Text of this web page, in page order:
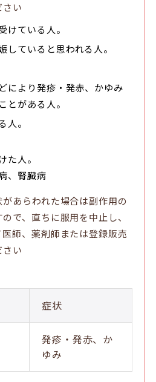
い
けている人。
していると思われる人。
により発疹・発赤、かゆみ
とがある人。
人。
た人。
、腎臓病
あらわれた場合は副作用の
で、直ちに服用を中止し、
師、薬剤師または登録販売
い
症状
発疹・発赤、か
ゆみ